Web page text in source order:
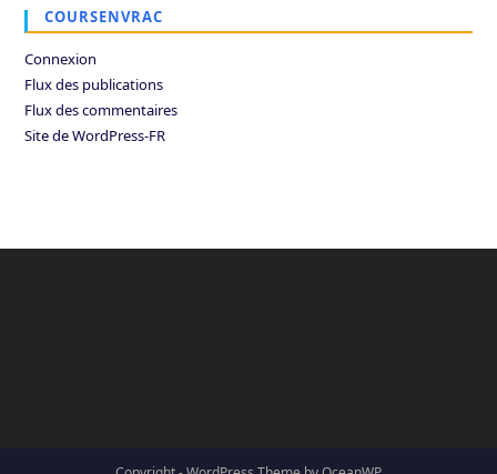
COURSENVRAC
Connexion
Flux des publications
Flux des commentaires
Site de WordPress-FR